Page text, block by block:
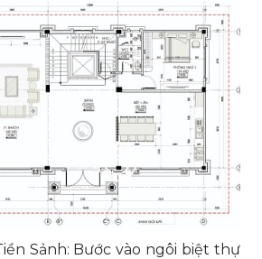
Sảnh: Bước vào ngôi biệt thự